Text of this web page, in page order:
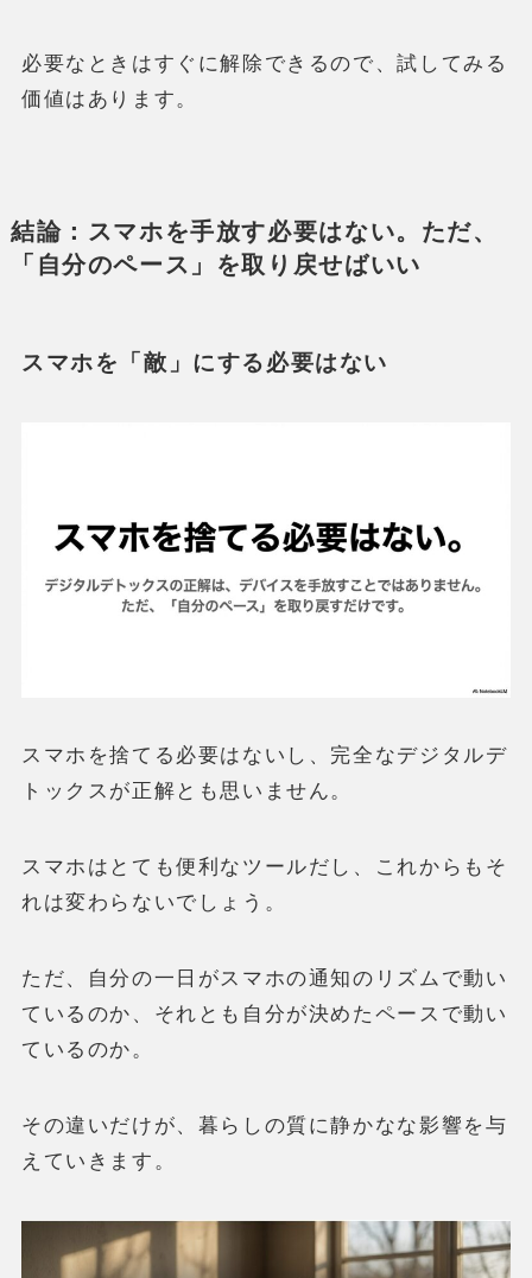
必要なときはすぐに解除できるので、試してみる
価値はあります。
結論：スマホを手放す必要はない。ただ、
「自分のペース」を取り戻せばいい
スマホを「敵」にする必要はない
スマホを捨てる必要はないし、完全なデジタルデ
トックスが正解とも思いません。
スマホはとても便利なツールだし、これからもそ
れは変わらないでしょう。
ただ、自分の一日がスマホの通知のリズムで動い
ているのか、それとも自分が決めたペースで動い
ているのか。
その違いだけが、暮らしの質に静かなな影響を与
えていきます。